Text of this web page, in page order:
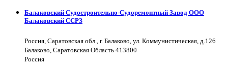
Балаковский Судостроительно-Судоремонтный Завод ООО
Балаковский ССРЗ
Россия, Саратовская обл., г. Балаково, ул. Коммунистическая, д.126
Балаково, Саратовская Область 413800
Россия